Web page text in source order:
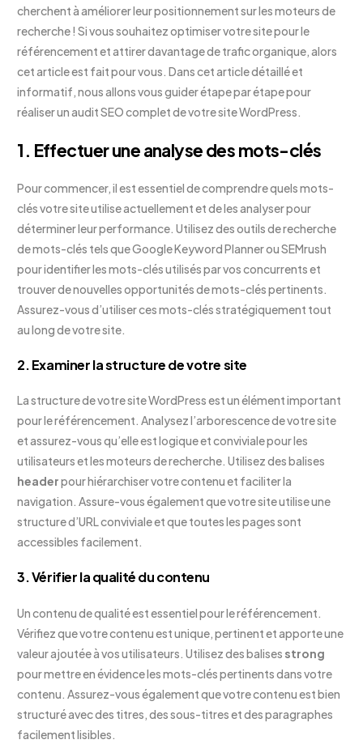
cherchent à améliorer leur positionnement sur les moteurs de
recherche ! Si vous souhaitez optimiser votre site pour le
référencement et attirer davantage de trafic organique, alors
cet article est fait pour vous. Dans cet article détaillé et
informatif, nous allons vous guider étape par étape pour
réaliser un audit SEO complet de votre site WordPress.
1. Effectuer une analyse des mots-clés
Pour commencer, il est essentiel de comprendre quels mots-
clés votre site utilise actuellement et de les analyser pour
déterminer leur performance. Utilisez des outils de recherche
de mots-clés tels que Google Keyword Planner ou SEMrush
pour identifier les mots-clés utilisés par vos concurrents et
trouver de nouvelles opportunités de mots-clés pertinents.
Assurez-vous d’utiliser ces mots-clés stratégiquement tout
au long de votre site.
2. Examiner la structure de votre site
La structure de votre site WordPress est un élément important
pour le référencement. Analysez l’arborescence de votre site
et assurez-vous qu’elle est logique et conviviale pour les
utilisateurs et les moteurs de recherche. Utilisez des balises
headerpour hiérarchiser votre contenu et faciliter la
navigation. Assure-vous également que votre site utilise une
structure d’URL conviviale et que toutes les pages sont
accessibles facilement.
3. Vérifier la qualité du contenu
Un contenu de qualité est essentiel pour le référencement.
Vérifiez que votre contenu est unique, pertinent et apporte une
valeur ajoutée à vos utilisateurs. Utilisez des balises strong
pour mettre en évidence les mots-clés pertinents dans votre
contenu. Assurez-vous également que votre contenu est bien
structuré avec des titres, des sous-titres et des paragraphes
facilement lisibles.